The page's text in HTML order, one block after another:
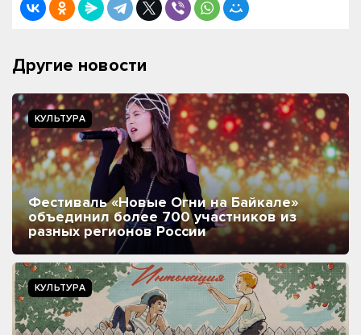
Другие новости
КУЛЬТУРА
Фестиваль «Новые Огни на Байкале»
объединил более 700 участников из
разных регионов России
КУЛЬТУРА